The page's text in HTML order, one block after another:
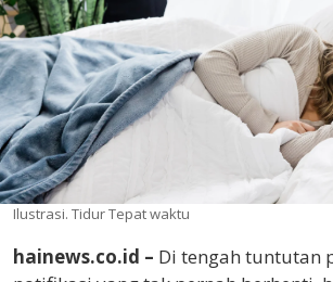
Ilustrasi. Tidur Tepat waktu
hainews.co.id – Di tengah tuntutan